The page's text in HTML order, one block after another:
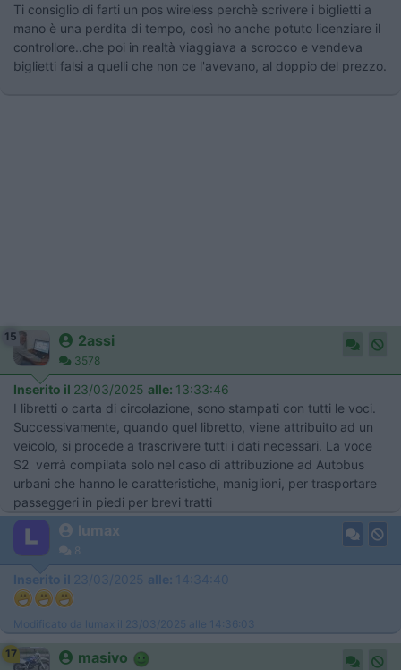
Ti consiglio di farti un pos wireless perchè scrivere i biglietti a
mano è una perdita di tempo, così ho anche potuto licenziare il
controllore..che poi in realtà viaggiava a scrocco e vendeva
biglietti falsi a quelli che non ce l'avevano, al doppio del prezzo.
15 2assi
3578
Inserito il 23/03/2025 alle: 13:33:46
I libretti o carta di circolazione, sono stampati con tutti le voci.
Successivamente, quando quel libretto, viene attribuito ad un
veicolo, si procede a trascrivere tutti i dati necessari. La voce
S2 verrà compilata solo nel caso di attribuzione ad Autobus
urbani che hanno le caratteristiche, maniglioni, per trasportare
passeggeri in piedi per brevi tratti
lumax
8
Inserito il 23/03/2025 alle: 14:34:40
Modificato da lumax il 23/03/2025 alle 14:36:03
17 masivo